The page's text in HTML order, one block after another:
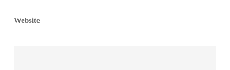
Website